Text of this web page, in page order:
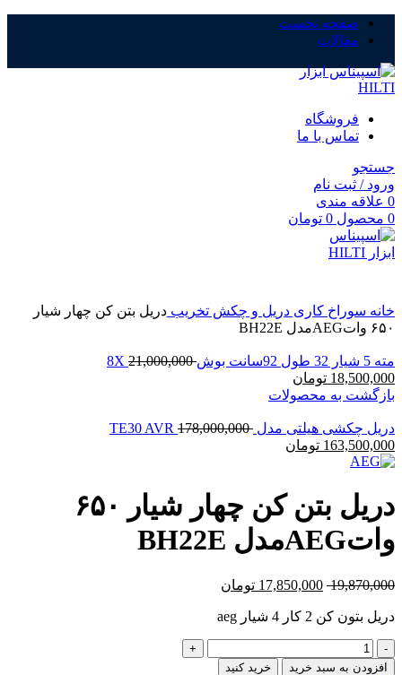
صفحه نخست
مقالات
فروشگاه
تماس با ما
جستجو
ورود / ثبت نام
0 علاقه مندی
0 محصول 0 تومان
-10%
بزرگنمایی تصویر
خانه سوراخ کاری دریل و چکش تخریب دریل بتن کن چهار شیار
۶۵۰ واتAEGمدل BH22E
مته 5 شیار 32 طول 92سانت بوش8X
21,000,000
18,500,000 تومان
بازگشت به محصولات
دریل چکشی هیلتی مدل TE30 AVR 178,000,000
163,500,000 تومان
دریل بتن کن چهار شیار ۶۵۰
واتAEGمدل BH22E
19,870,000
17,850,000 تومان
دریل بتون کن 2 کار 4 شیار aeg
افزودن به سبد خرید خرید کنید